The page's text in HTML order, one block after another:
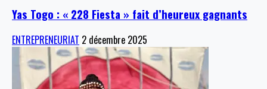
Yas Togo : « 228 Fiesta » fait d’heureux gagnants
ENTREPRENEURIAT 2 décembre 2025